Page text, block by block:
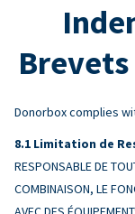
Donorbox complies
Limitation de
RESPONSABLE DE
COMBINAISON, LE